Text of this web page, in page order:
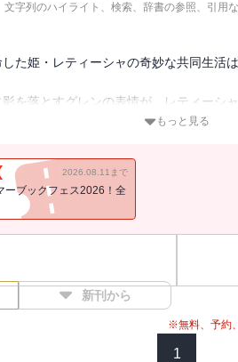
字列のハイライト、検索、辞書の参照、引用
た姫・レティーシャの奇妙な共同生活
を落とすグレンの表情が、レティーシ
ィーシャは自分の中に“特別な想い”が
裂く出来事が・・・。
も突然終わりを告げて――！？
嫁の座を奪われた忌み姫は楽しい亡命
す】
み姫は楽しい亡命生活はじめます！【電
もっと見る
2026.08.11まで
ーブックフェス2026！全
新刊から
※無料、予約
1